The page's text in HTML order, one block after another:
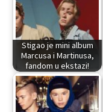
Stigao je mini album
Marcusa i Martinusa,
fandom u ekstazi!